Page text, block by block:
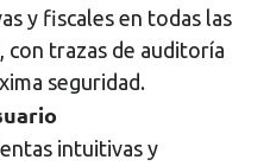
y fiscales en todas las
con trazas de auditoría
seguridad.
intuitivas y